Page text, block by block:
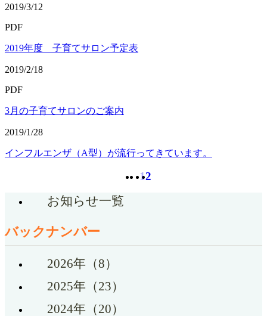
2019/3/12
PDF
2019年度 子育てサロン予定表
2019/2/18
PDF
3月の子育てサロンのご案内
2019/1/28
インフルエンザ（A型）が流行ってきています。
12
お知らせ一覧
バックナンバー
2026年（8）
2025年（23）
2024年（20）